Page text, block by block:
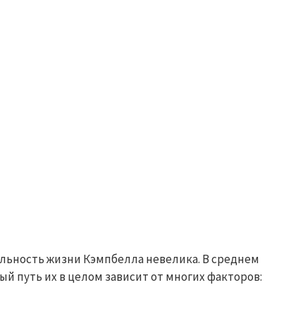
жизни Кэмпбелла невелика. В среднем
путь их в целом зависит от многих факторов: